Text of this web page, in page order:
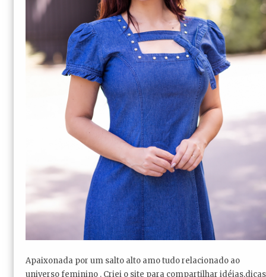
Apaixonada por um salto alto amo tudo relacionado ao
universo feminino . Criei o site para compartilhar idéias,dicas